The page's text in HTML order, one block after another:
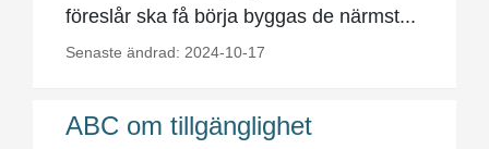
föreslår ska få börja byggas de närmst...
Senaste ändrad: 2024-10-17
ABC om tillgänglighet